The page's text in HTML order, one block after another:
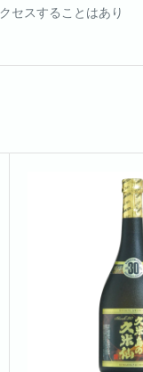
セスすることはあり